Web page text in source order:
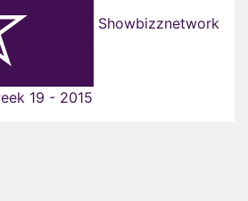
Showbizznetwork
19 - 2015